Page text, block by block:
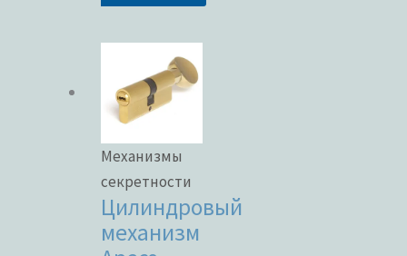
Механизмы
секретности
Цилиндровый
механизм